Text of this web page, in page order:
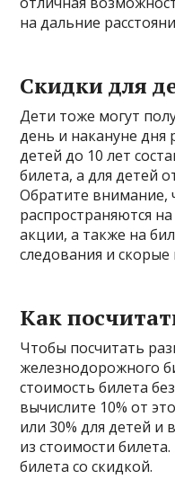
на дальние
Скидки для
Дети тоже могут
день и накануне дня
детей до 10 лет
билета, а для детей
Обратите внимание,
распространяются
акции, а также на
следования и скорые
Как
Чтобы посчитать
железнодорожного
стоимость билета
вычислите 10% от
или 30% для детей и
из стоимости
билета со скидкой.